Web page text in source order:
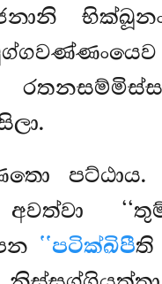
පට්ඨාය.
අවත්වා
‘‘පටික්ඛිපීති